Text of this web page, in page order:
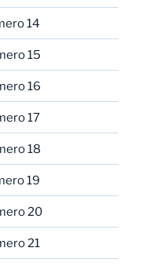
14
15
16
17
18
19
20
21